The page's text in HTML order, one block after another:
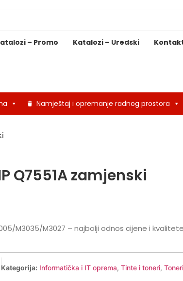
– Promo Katalozi – Uredski
Namještaj i opremanje radnog prostora
Q7551A zamjenski
M3035/M3027 – najbolji odnos cijene i
Kategorija: Informatička i IT oprema, Tinte i toneri, Toneri